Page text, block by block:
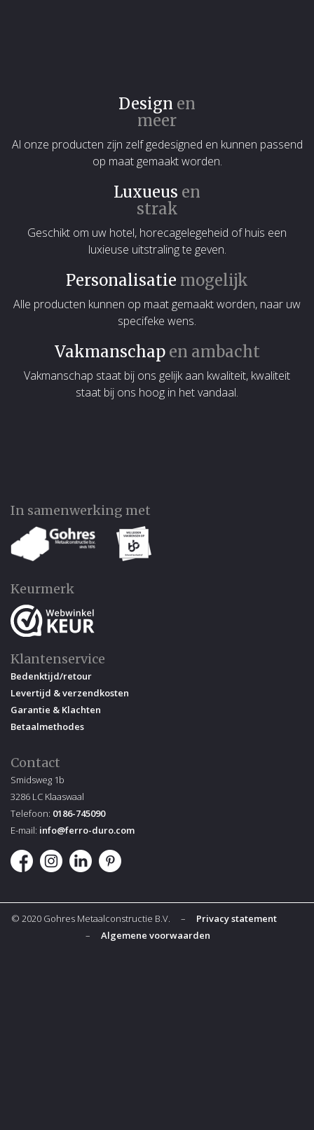
Design en
meer
Al onze producten zijn zelf gedesigned en kunnen passend
op maat gemaakt worden.
Luxueus en
strak
Geschikt om uw hotel, horecagelegeheid of huis een
luxieuse uitstraling te geven.
Personalisatie mogelijk
Alle producten kunnen op maat gemaakt worden, naar uw
specifeke wens.
Vakmanschapen ambacht
Vakmanschap staat bij ons gelijk aan kwaliteit, kwaliteit
staat bij ons hoog in het vandaal.
In samenwerking met
Keurmerk
Klantenservice
Bedenktijd/retour
Levertijd & verzendkosten
Garantie & Klachten
Betaalmethodes
Contact
Smidsweg 1b
3286 LC Klaaswaal
Telefoon: 0186-745090
E-mail: info@ferro-duro.com
© 2020 Gohres Metaalconstructie B.V. – Privacy statement
–Algemene voorwaarden